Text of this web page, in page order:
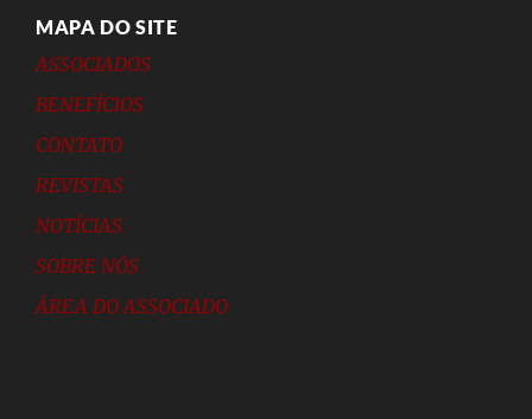
MAPA DO SITE
ASSOCIADOS
BENEFÍCIOS
CONTATO
REVISTAS
NOTÍCIAS
SOBRE NÓS
ÁREA DO ASSOCIADO